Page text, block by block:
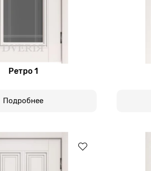
Ретро 1
Подробнее